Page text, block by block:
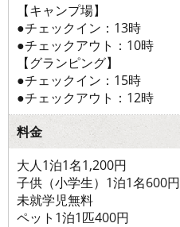
【キャンプ場】
●チェックイン：13時
●チェックアウト：10時
【グランピング】
●チェックイン：15時
●チェックアウト：12時
料金
大人1泊1名1,200円
子供（小学生）1泊1名600円
未就学児無料
ペット1泊1匹400円